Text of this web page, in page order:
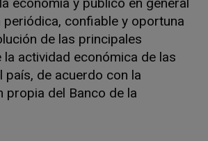
economía y público en general
confiable y oportuna
de las principales
la actividad económica de las
país, de acuerdo con la
propia del Banco de la